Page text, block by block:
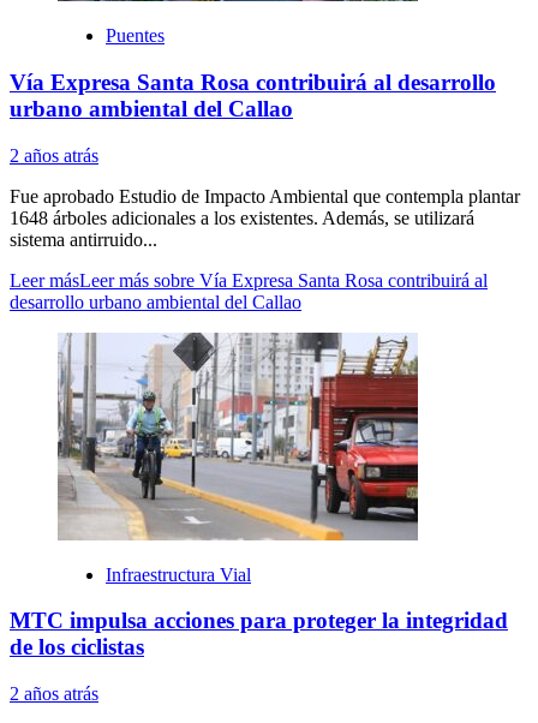
Puentes
Vía Expresa Santa Rosa contribuirá al desarrollo
urbano ambiental del Callao
2 años atrás
Fue aprobado Estudio de Impacto Ambiental que contempla plantar
1648 árboles adicionales a los existentes. Además, se utilizará
sistema antirruido...
Leer másLeer más sobre Vía Expresa Santa Rosa contribuirá al
desarrollo urbano ambiental del Callao
Infraestructura Vial
MTC impulsa acciones para proteger la integridad
de los ciclistas
2 años atrás